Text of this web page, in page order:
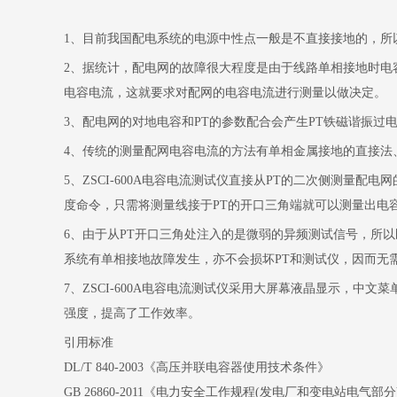
1、目前我国配电系统的电源中性点一般是不直接接地的，
2、据统计，配电网的故障很大程度是由于线路单相接地时电
电容电流，这就要求对配网的电容电流进行测量以做决定。
3、配电网的对地电容和PT的参数配合会产生PT铁磁谐振过
4、传统的测量配网电容电流的方法有单相金属接地的直接
5、 ZSCI-600A电容电流测试仪直接从PT的二次侧测量配电
度命令，只需将测量线接于PT的开口三角端就可以测量出电
6、由于从PT开口三角处注入的是微弱的异频测试信号，所
系统有单相接地故障发生，亦不会损坏PT和测试仪，因而无
7、 ZSCI-600A电容电流测试仪采用大屏幕液晶显示，中文
强度，提高了工作效率。
引用标准
DL/T 840-2003《高压并联电容器使用技术条件》
GB 26860-2011《电力安全工作规程(发电厂和变电站电气部